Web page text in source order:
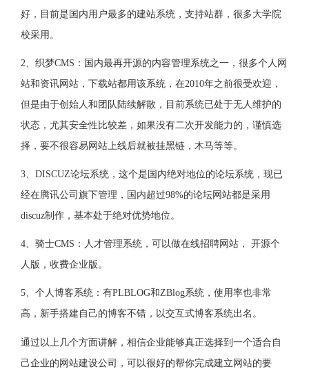
好，目前是国内用户最多的建站系统，支持站群，很多大学院
校采用。
2、织梦CMS：国内最再开源的内容管理系统之一，很多个人网
站和资讯网站，下载站都用该系统，在2010年之前很受欢迎，
但是由于创始人和团队陆续解散，目前系统已处于无人维护的
状态，尤其安全性比较差，如果没有二次开发能力的，谨慎选
择，要不很容易网站上线后就被挂黑链，木马等等。
3、DISCUZ论坛系统，这个是国内绝对地位的论坛系统，现已
经在腾讯公司旗下管理，国内超过98%的论坛网站都是采用
discuz制作，基本处于绝对优势地位。
4、骑士CMS：人才管理系统，可以做在线招聘网站， 开源个
人版，收费企业版。
5、个人博客系统：有PLBLOG和ZBlog系统，使用率也非常
高，新手搭建自己的博客不错，以交互式博客系统出名。
通过以上几个方面讲解，相信企业能够真正选择到一个适合自
己企业的网站建设公司，可以很好的帮你完成建立网站的要